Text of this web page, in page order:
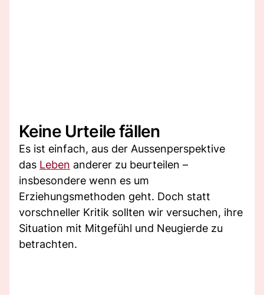
Keine Urteile fällen
Es ist einfach, aus der Aussenperspektive
das Leben anderer zu beurteilen –
insbesondere wenn es um
Erziehungsmethoden geht. Doch statt
vorschneller Kritik sollten wir versuchen, ihre
Situation mit Mitgefühl und Neugierde zu
betrachten.